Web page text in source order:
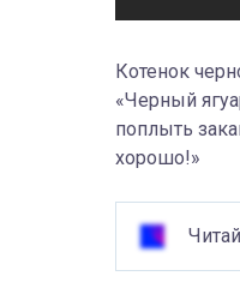
Котенок
«Черный
поплыть
хорошо!»